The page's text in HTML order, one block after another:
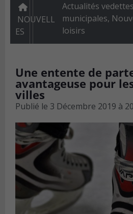
NOUVELL
ES
Actualités vedettes
municipales,
loisirs
Une entente de
avantageuse pour
villes
Publié le 3 Décembre 2019 à